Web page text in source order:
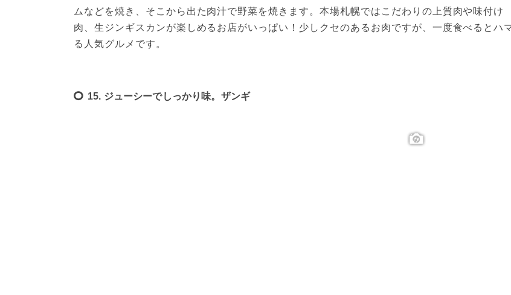
ムなどを焼き、そこから出た肉汁で野菜を焼きます。本場札幌ではこだわりの上質肉や味付け
肉、生ジンギスカンが楽しめるお店がいっぱい！少しクセのあるお肉ですが、一度食べるとハ
る人気グルメです。
15. ジューシーでしっかり味。ザンギ